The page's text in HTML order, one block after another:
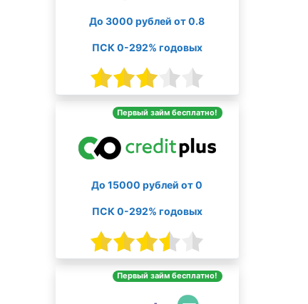
До 3000 рублей от 0.8
ПСК 0-292% годовых
Первый займ бесплатно!
До 15000 рублей от 0
ПСК 0-292% годовых
Первый займ бесплатно!